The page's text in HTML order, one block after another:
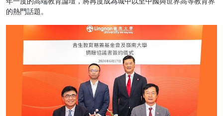
的熱門話題。